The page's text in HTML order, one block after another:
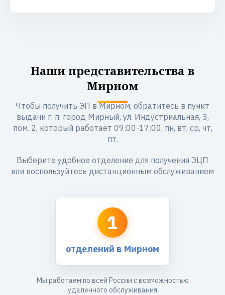
Наши представительства в
Мирном
Чтобы получить ЭП в Мирном, обратитесь в пункт
выдачи г. п. город Мирный, ул. Индустриальная, 3,
пом. 2, который работает 09:00-17:00, пн, вт, ср, чт,
пт.
Выберите удобное отделение для получения ЭЦП
или воспользуйтесь дистанционным обслуживанием
1
отделений в Мирном
Мы работаем по всей России с возможностью
удаленного обслуживания